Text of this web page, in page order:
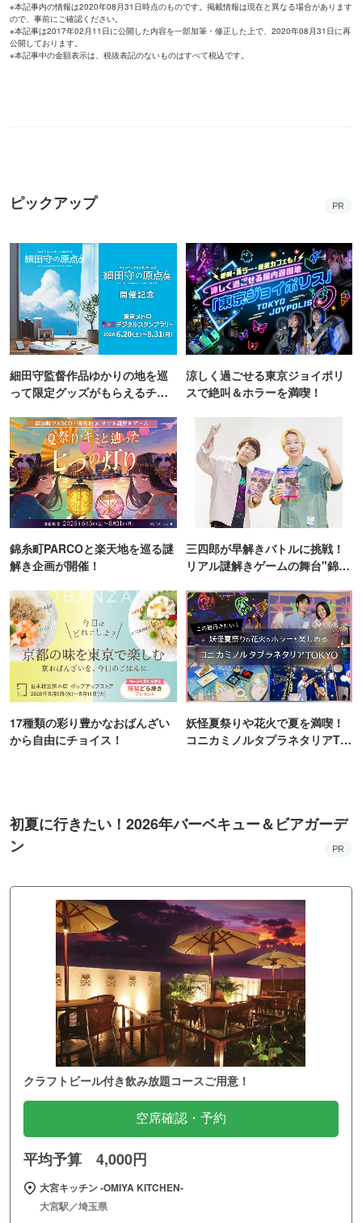
※本記事内の情報は2020年08月31日時点のものです。掲載情報は現在と異なる場合があります
ので、事前にご確認ください。
※本記事は2017年02月11日に公開した内容を一部加筆・修正した上で、2020年08月31日に再
公開しております。
※本記事中の金額表示は、税抜表記のないものはすべて税込です。
ピックアップ PR
細田守監督作品ゆかりの地を巡
って限定グッズがもらえるチャ
涼しく過ごせる東京ジョイポリ
スで絶叫＆ホラーを満喫！
錦糸町PARCOと楽天地を巡る謎
解き企画が開催！
三四郎が早解きバトルに挑戦！
リアル謎解きゲームの舞台"錦糸
17種類の彩り豊かなおばんざい
から自由にチョイス！
妖怪夏祭りや花火で夏を満喫！
コニカミノルタプラネタリアTO
初夏に行きたい！2026年バーベキュー＆ビアガーデ
ン
PR
クラフトビール付き飲み放題コースご用意！
空席確認・予約
平均予算 4,000円
大宮キッチン ‐OMIYA KITCHEN‐
大宮駅／埼玉県